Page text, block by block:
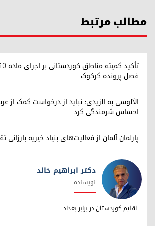
مطالب مرتبط
فصل پرونده کرکوک
الآلوسی به الزیدی: نباید از درخواست کمک از
احساس شرمندگی کرد
پارلمان آلمان از فعالیت‌های بنیاد خیریه بارزانی
دکتر ابراهیم خالد
دکتر ابراهیم خالد
نویسنده
اقلیم کوردستان در برابر بغداد